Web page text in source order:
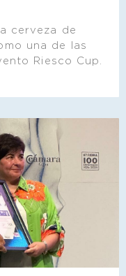
cerveza de
una de las
Riesco Cup.